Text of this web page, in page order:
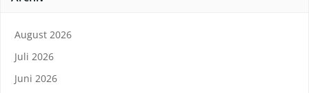
August 2026
Juli 2026
Juni 2026